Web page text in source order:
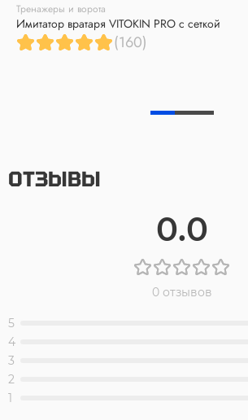
Тренажеры и ворота
Имитатор вратаря VITOKIN PRO с сеткой
(160)
ОТЗЫВЫ
0.0
0 отзывов
5
4
3
2
1